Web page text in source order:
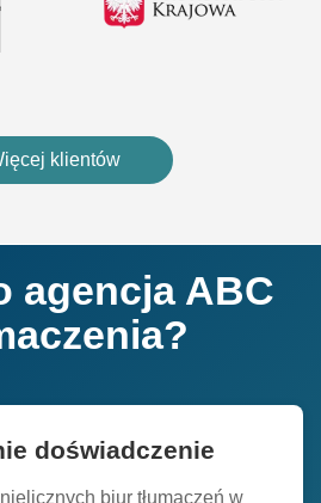
klientów
agencja ABC
doświadczenie
biur tłumaczeń w